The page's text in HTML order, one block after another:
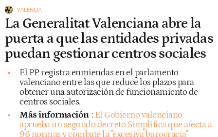
VALENCIA
La Generalitat Valenciana abre la
puerta a que las entidades privadas
puedan gestionar centros sociales
El PP registra enmiendas en el parlamento
valenciano entre las que reduce los plazos para
obtener una autorización de funcionamiento de
centros sociales.
Más información : El Gobierno valenciano
aprueba un segundo decreto Simplifica que afecta a
96 normas y combate la "excesiva burocracia"